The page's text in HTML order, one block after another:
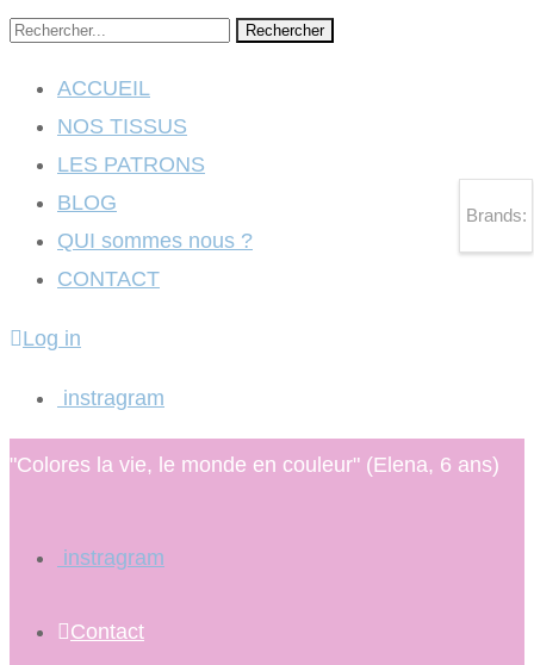
Rechercher
ACCUEIL
NOS TISSUS
LES PATRONS
BLOG
QUI sommes nous ?
CONTACT
Log in
instragram
"Colores la vie, le monde en couleur" (Elena, 6 ans)
instragram
Contact
Brands: